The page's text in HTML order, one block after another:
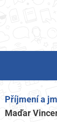
Příjmení a
Maďar